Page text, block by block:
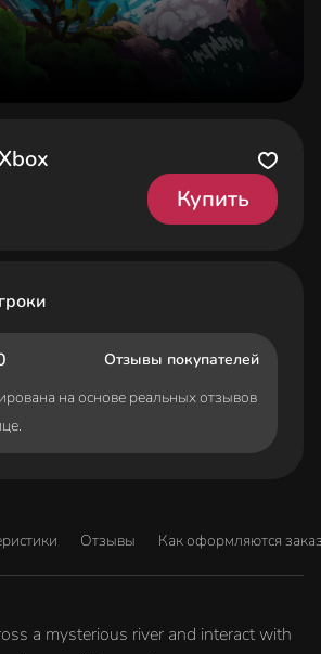
Купить
Отзывы покупателей
на основе реальных отзывов
Отзывы Как оформляются
a mysterious river and interact with